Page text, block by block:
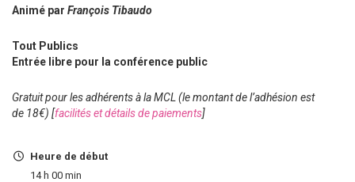
Animé par François Tibaudo
Tout Publics
Entrée libre pour la conférence public
Gratuit pour les adhérents à la MCL (le montant de l’adhésion est
de 18€) [facilités et détails de paiements]
Heure de début
14 h 00 min